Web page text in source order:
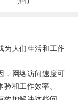
人们生活和工作
网络访问速度可
和工作效率。